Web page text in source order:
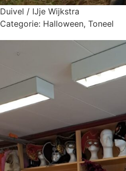
Duivel / IJje Wijkstra
Categorie: Halloween, Toneel